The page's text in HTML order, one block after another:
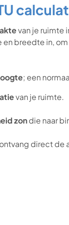
van je ruimte
breedte in,
; een
van je ruimte.
zondie naar
direct de